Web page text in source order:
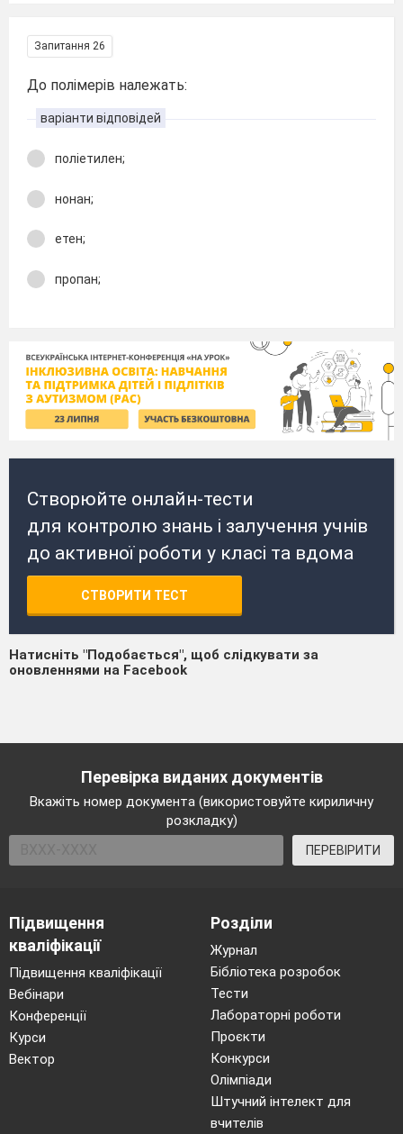
Запитання 26
До полімерів належать:
варіанти відповідей
поліетилен;
нонан;
етен;
пропан;
Створюйте онлайн-тести
для контролю знань і залучення учнів
до активної роботи у класі та вдома
СТВОРИТИ ТЕСТ
Натисніть "Подобається", щоб слідкувати за
оновленнями на Facebook
Перевірка виданих документів
Вкажіть номер документа (використовуйте кириличну
розкладку)
ПЕРЕВІРИТИ
Підвищення
кваліфікації
Підвищення кваліфікації
Вебінари
Конференції
Курси
Вектор
Розділи
Журнал
Бібліотека розробок
Тести
Лабораторні роботи
Проєкти
Конкурси
Олімпіади
Штучний інтелект для
вчителів